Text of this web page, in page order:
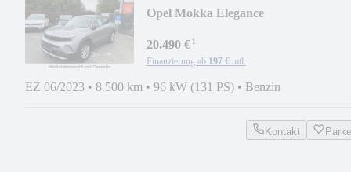
Opel Mokka Elegance
20.490 €¹
Finanzierung ab 197 € mtl.
EZ 06/2023 • 8.500 km • 96 kW (131 PS) • Benzin
Kontakt